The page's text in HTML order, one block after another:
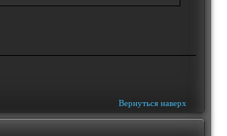
Вернуться наверх